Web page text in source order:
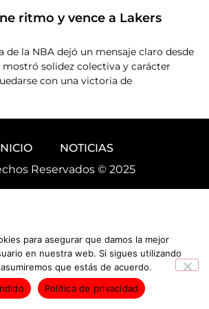
ritmo y vence a Lakers
de la NBA dejó un mensaje claro desde
solidez colectiva y carácter
con una victoria de
NOTICIAS
Reservados © 2025
para asegurar que damos la mejor
en nuestra web. Si sigues utilizando
que estás de acuerdo.
Política de privacidad